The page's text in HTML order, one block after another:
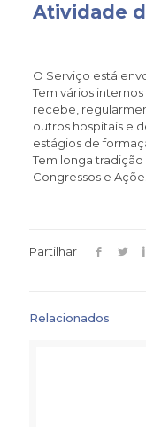
Atividade
O Serviço está
Tem vários
recebe,
outros hospitais e
estágios de
Tem longa
Congressos e
Partilhar
Relacionados